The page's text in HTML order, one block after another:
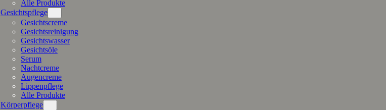
Alle Produkte
Gesichtspflege
Gesichtscreme
Gesichtsreinigung
Gesichtswasser
Gesichtsöle
Serum
Nachtcreme
Augencreme
Lippenpflege
Alle Produkte
Körperpflege